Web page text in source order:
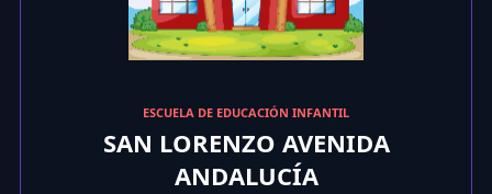
ESCUELA DE EDUCACIÓN INFANTIL
SAN LORENZO AVENIDA
ANDALUCÍA